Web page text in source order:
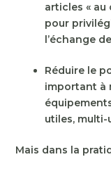
articles « au
pour
l’échange
Réduire le
important à
utiles, multi-
Mais dans la